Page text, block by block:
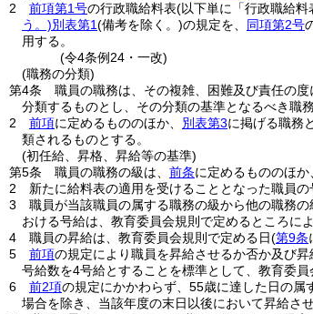
2
前項第1号の行政職給料表(以下単に「行政職給料
う。)別表第1(備考を除く。)の規定を、 同項第2号
用する。
(令4条例24・一改)
(職務の分類)
第4条
職員の職務は、その複雑、困難及び責任の
分類するものとし、その分類の基準となるべき職
2
前項に定めるもののほか、 別表第3に掲げる職務
類されるものとする。
(初任給、昇格、昇給等の基準)
第5条
職員の職務の級は、 前条に定めるもののほか
2
新たに給料表の適用を受けることとなった職員
3
職員が当該職員の属する職務の級から他の職務
おける号給は、教育委員会規則で定めるところに
4
職員の昇給は、教育委員会規則で定める日(第9条
5
前項の規定により職員を昇給させるか否か及び
号給数を4号給とすることを標準として、教育委員
6
前2項の規定にかかわらず、55歳に達した日の
場合を除き、当該年度の末日以後において昇給さ